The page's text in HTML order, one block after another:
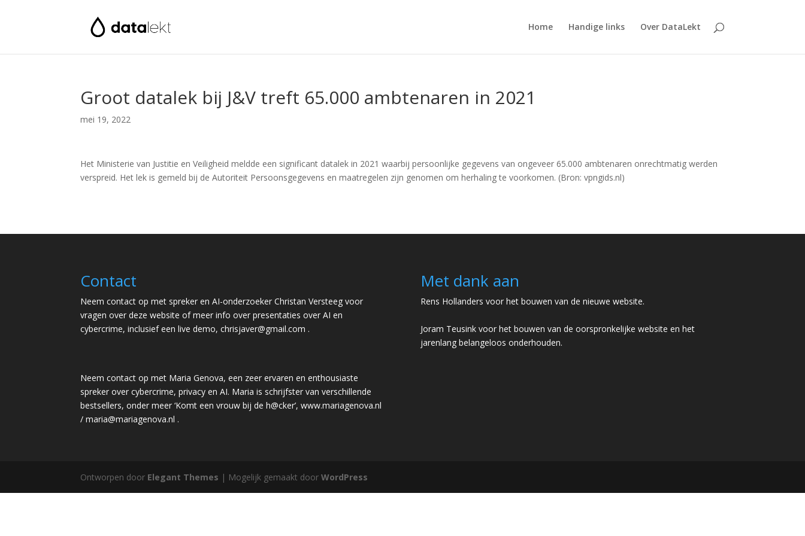
Home Handige links Over DataLekt
Groot datalek bij J&V treft 65.000 ambtenaren in 2021
mei 19, 2022
Het Ministerie van Justitie en Veiligheid meldde een significant datalek in 2021 waarbij persoonlijke gegevens van ongeveer 65.000 ambtenaren onrechtmatig werden
verspreid. Het lek is gemeld bij de Autoriteit Persoonsgegevens en maatregelen zijn genomen om herhaling te voorkomen. (Bron: vpngids.nl)
Contact
Neem contact op met spreker en AI-onderzoeker Christan Versteeg voor
vragen over deze website of meer info over presentaties over AI en
cybercrime, inclusief een live demo,chrisjaver@gmail.com .
Neem contact op met Maria Genova, een zeer ervaren en enthousiaste
spreker over cybercrime, privacy en AI. Maria is schrijfster van verschillende
bestsellers, onder meer ‘Komt een vrouw bij de h@cker’,www.mariagenova.nl
/maria@mariagenova.nl .
Met dank aan
Rens Hollanders voor het bouwen van de nieuwe website.
Joram Teusink voor het bouwen van de oorspronkelijke website en het
jarenlang belangeloos onderhouden.
Ontworpen door Elegant Themes | Mogelijk gemaakt doorWordPress